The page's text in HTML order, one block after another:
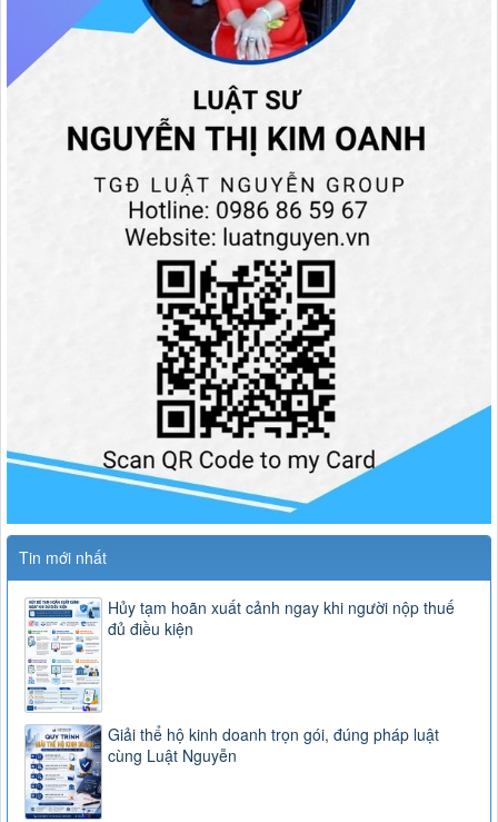
Tin mới nhất
Hủy tạm hoãn xuất cảnh ngay khi người nộp thuế
đủ điều kiện
Giải thể hộ kinh doanh trọn gói, đúng pháp luật
cùng Luật Nguyễn